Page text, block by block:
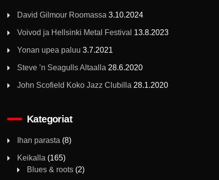
David Gilmour Roomassa 3.10.2024
Voivod ja Hellsinki Metal Festival 13.8.2023
Yonan upea paluu 3.7.2021
Steve ’n Seagulls Altaalla 28.6.2020
John Scofield Koko Jazz Clubilla 28.1.2020
Kategoriat
Ihan parasta (8)
Keikalla (165)
Blues & roots (2)